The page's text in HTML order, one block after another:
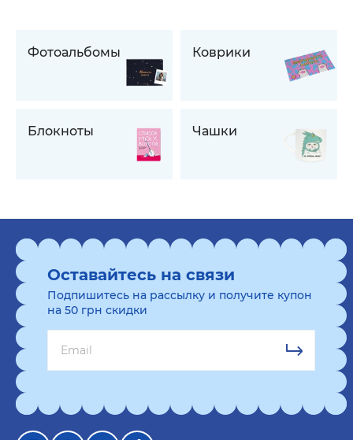
Фотоальбомы Коврики
Блокноты Чашки
Оставайтесь на связи
Подпишитесь на рассылку и получите купон
на 50 грн скидки